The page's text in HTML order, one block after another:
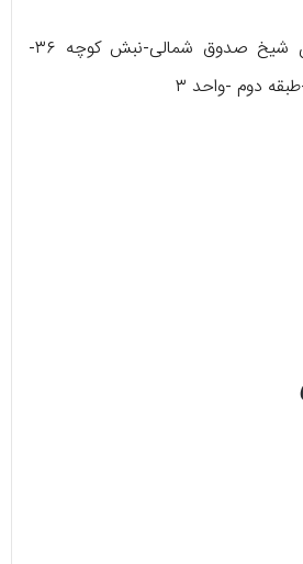
اصفهان -خیابان شیخ صدوق شمالی-نبش کوچه ۳۶-
دوم -واحد ۳